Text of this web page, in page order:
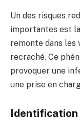
Un des risques
importantes est
remonte dans les
recraché. Ce
provoquer une
une prise en
Identification